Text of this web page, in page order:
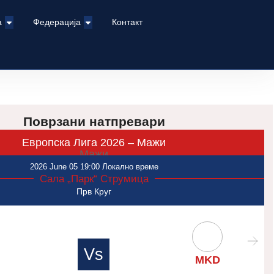
Федерација Контакт
Поврзани натпревари
Европска Лига 2026 – Мажи
Мажи
2026 June 05 19:00 Локално време
Сала „Парк“ Струмица
Прв Круг
Vs MKD